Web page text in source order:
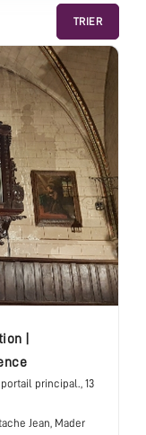
TRIER
portail principal., 13
Jean, Mader